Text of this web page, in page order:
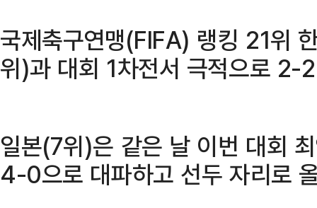
국제축구연맹(FIFA) 랭킹 21위
위)과 대회 1차전서 극적으로 2-
일본(7위)은 같은 날 이번 대회
4-0으로 대파하고 선두 자리로